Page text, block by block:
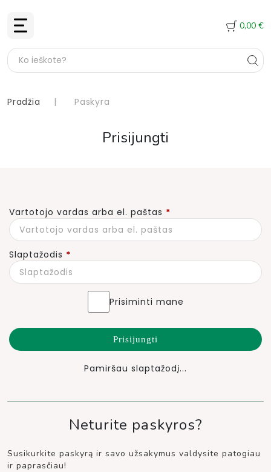
0,00 €
Pradžia | Paskyra
Prisijungti
Vartotojo vardas arba el. paštas *
Slaptažodis *
Prisiminti mane
Prisijungti
Pamiršau slaptažodį...
Neturite paskyros?
Susikurkite paskyrą ir savo užsakymus valdysite patogiau
ir paprasčiau!